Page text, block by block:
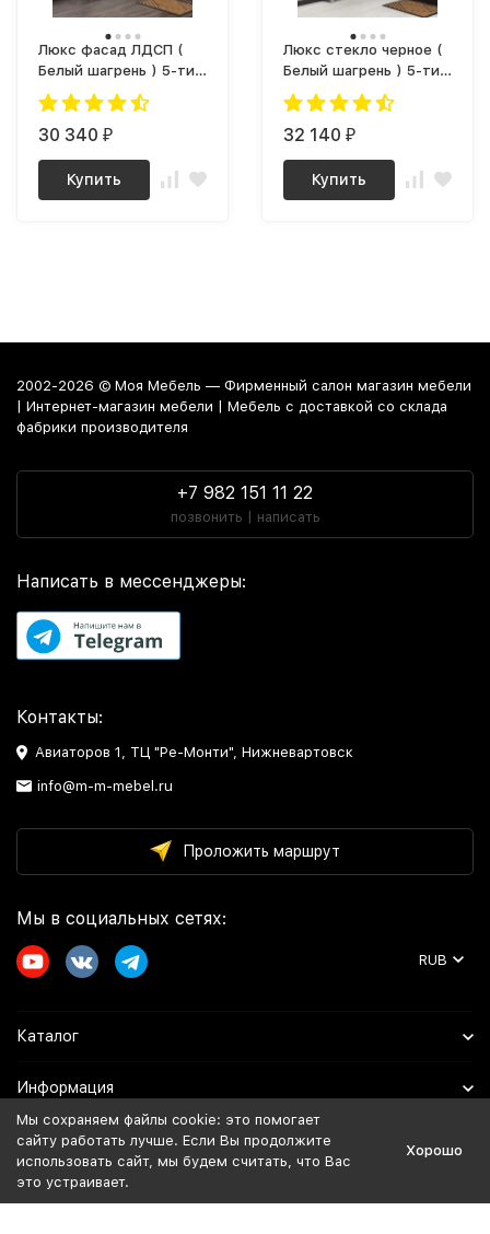
Люкс фасад ЛДСП (
Белый шагрень ) 5-ти
секционный Плюс
30 340 ₽
Купить
Люкс стекло черное (
Белый шагрень ) 5-ти
секционный Плюс
32 140 ₽
Купить
2002-2026 © Моя Мебель — Фирменный салон магазин мебели
| Интернет-магазин мебели | Мебель с доставкой со склада
фабрики производителя
+7 982 151 11 22
позвонить | написать
Написать в мессенджеры:
Контакты:
Авиаторов 1, ТЦ "Ре-Монти", Нижневартовск
info@m-m-mebel.ru
Проложить маршрут
Мы в социальных сетях:
RUB
Каталог
Информация
Помощь
Политика персональных данных
Мы сохраняем файлы cookie: это помогает
сайту работать лучше. Если Вы продолжите
использовать сайт, мы будем считать, что Вас
это устраивает.
Хорошо